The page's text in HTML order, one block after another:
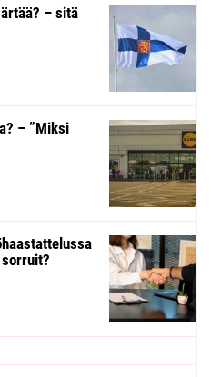
– sitä
– ”Miksi